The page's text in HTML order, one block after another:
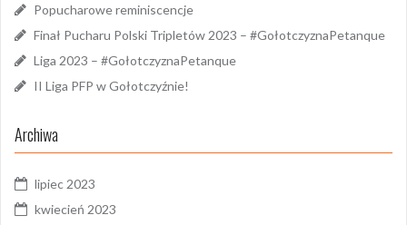
Popucharowe reminiscencje
Finał Pucharu Polski Tripletów 2023 – #GołotczyznaPetanque
Liga 2023 – #GołotczyznaPetanque
II Liga PFP w Gołotczyźnie!
Archiwa
lipiec 2023
kwiecień 2023